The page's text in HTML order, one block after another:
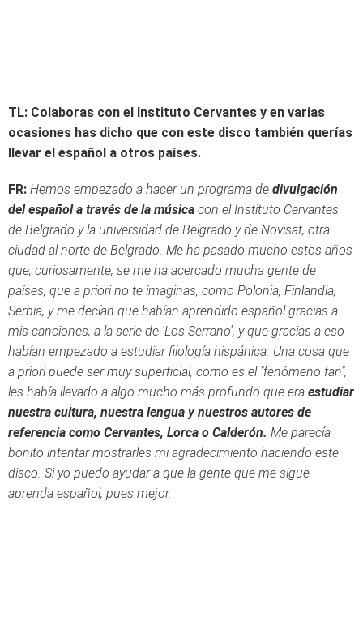
TL: Colaboras con el Instituto Cervantes y en varias
ocasiones has dicho que con este disco también querías
llevar el español a otros países.
FR: Hemos empezado a hacer un programa de divulgación
del español a través de la música con el Instituto Cervantes
de Belgrado y la universidad de Belgrado y de Novisat, otra
ciudad al norte de Belgrado. Me ha pasado mucho estos años
que, curiosamente, se me ha acercado mucha gente de
países, que a priori no te imaginas, como Polonia, Finlandia,
Serbia, y me decían que habían aprendido español gracias a
mis canciones, a la serie de 'Los Serrano', y que gracias a eso
habían empezado a estudiar filología hispánica. Una cosa que
a priori puede ser muy superficial, como es el "fenómeno fan",
les había llevado a algo mucho más profundo que era estudiar
nuestra cultura, nuestra lengua y nuestros autores de
referencia como Cervantes, Lorca o Calderón. Me parecía
bonito intentar mostrarles mi agradecimiento haciendo este
disco. Si yo puedo ayudar a que la gente que me sigue
aprenda español, pues mejor.